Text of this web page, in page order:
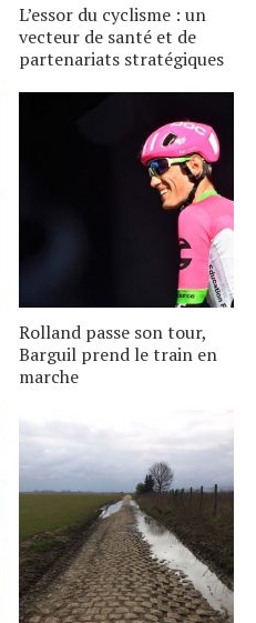
L’essor du cyclisme : un
vecteur de santé et de
partenariats stratégiques
Rolland passe son tour,
Barguil prend le train en
marche